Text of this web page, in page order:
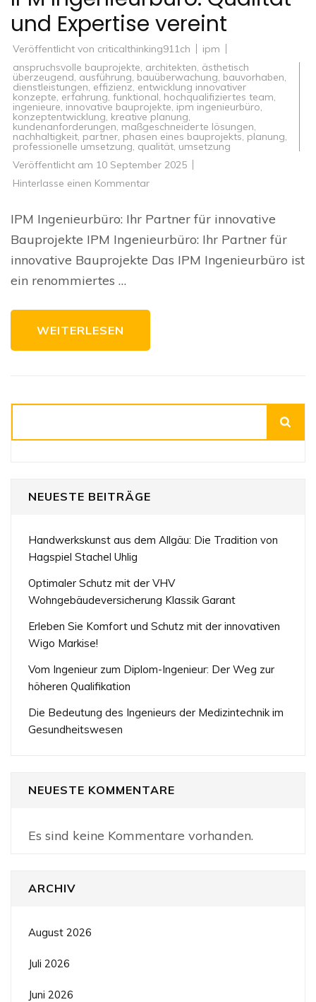
und Expertise vereint
Veröffentlicht von criticalthinking911ch
ipm
anspruchsvolle bauprojekte, architekten, ästhetisch
überzeugend, ausführung, bauüberwachung, bauvorhaben,
dienstleistungen, effizienz, entwicklung innovativer
konzepte, erfahrung, funktional, hochqualifiziertes team,
ingenieure, innovative bauprojekte, ipm ingenieurbüro,
konzeptentwicklung, kreative planung,
kundenanforderungen, maßgeschneiderte lösungen,
nachhaltigkeit, partner, phasen eines bauprojekts, planung,
professionelle umsetzung, qualität, umsetzung
Veröffentlicht am 10 September 2025
Hinterlasse einen Kommentarzu
mit
IPM
Ingenieurbüro:
Qualität
Expertise
IPM Ingenieurbüro: Ihr Partner für innovative
Bauprojekte IPM Ingenieurbüro: Ihr Partner für
innovative Bauprojekte Das IPM Ingenieurbüro ist
ein renommiertes …
WEITERLESEN
NEUESTE BEITRÄGE
Handwerkskunst aus dem Allgäu: Die Tradition von
Hagspiel Stachel Uhlig
Optimaler Schutz mit der VHV
Wohngebäudeversicherung Klassik Garant
Erleben Sie Komfort und Schutz mit der innovativen
Wigo Markise!
Vom Ingenieur zum Diplom-Ingenieur: Der Weg zur
höheren Qualifikation
Die Bedeutung des Ingenieurs der Medizintechnik im
Gesundheitswesen
NEUESTE KOMMENTARE
Es sind keine Kommentare vorhanden.
ARCHIV
August 2026
Juli 2026
Juni 2026